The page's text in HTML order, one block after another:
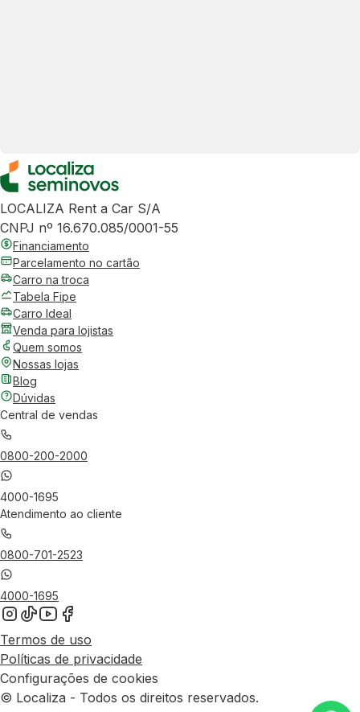
LOCALIZA Rent a Car S/A
CNPJ nº 16.670.085/0001-55
Financiamento
Parcelamento no cartão
Carro na troca
Tabela Fipe
Carro Ideal
Venda para lojistas
Quem somos
Nossas lojas
Blog
Dúvidas
Central de vendas
0800-200-2000
4000-1695
Atendimento ao cliente
0800-701-2523
4000-1695
Termos de uso
Políticas de privacidade
Configurações de cookies
© Localiza - Todos os direitos reservados.